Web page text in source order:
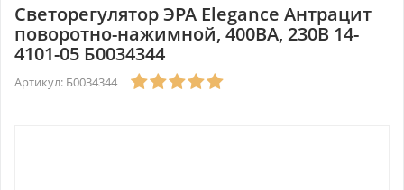
Б0034344
Светорегулятор ЭРА Elegance Антрацит
поворотно-нажимной, 400ВА, 230В 14-
4101-05 Б0034344
Артикул: Б0034344